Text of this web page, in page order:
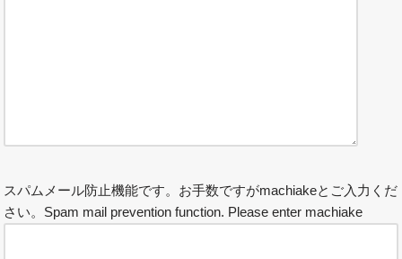
スパムメール防止機能です。お手数ですがmachiakeとご入力くだ
さい。Spam mail prevention function. Please enter machiake